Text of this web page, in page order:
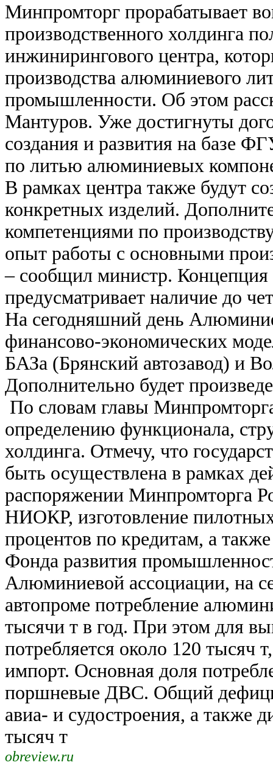
Минпромторг прорабатывает
производственного холдинга
инжинирингового центра,
производства алюминиевого
промышленности. Об этом
Мантуров. Уже достигнуты
создания и развития на базе
по литью алюминиевых
В рамках центра также будут
конкретных изделий.
компетенциями по
опыт работы с основными
– сообщил министр. Концепция
предусматривает наличие до
На сегодняшний день
финансово-экономических
БАЗа (Брянский автозавод) и
Дополнительно будет
По словам главы
определению функционала,
холдинга. Отмечу, что
быть осуществлена в рамках
распоряжении Минпромторга
НИОКР, изготовление
процентов по кредитам, а
Фонда развития
Алюминиевой ассоциации, на
автопроме потребление
тысячи т в год. При этом для
потребляется около 120 тысяч
импорт. Основная доля
поршневые ДВС. Общий
авиа- и судостроения, а также
тысяч т
obreview.ru